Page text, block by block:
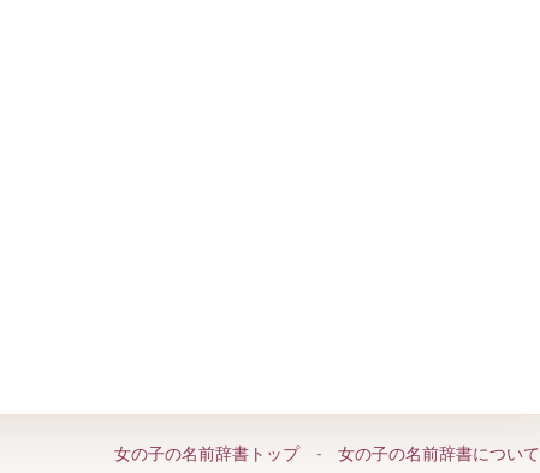
女の子の名前辞書トップ- 女の子の名前辞書について